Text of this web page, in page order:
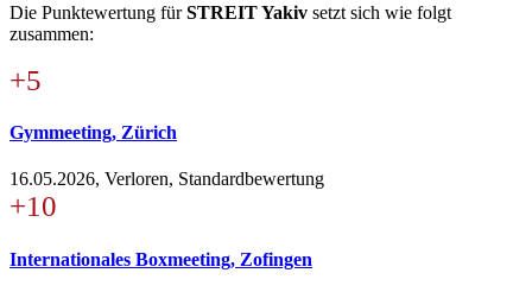
Die Punktewertung fürSTREIT Yakiv setzt sich wie folgt
zusammen:
+5
Gymmeeting, Zürich
16.05.2026, Verloren, Standardbewertung
+10
Internationales Boxmeeting, Zofingen